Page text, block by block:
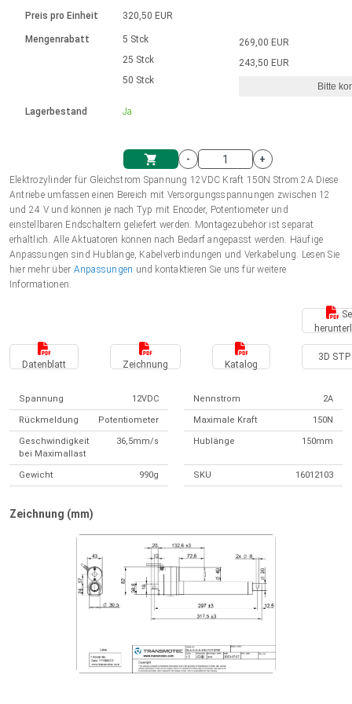
Einheitssystem
Einkaufswagen
Hubmagnete
230 - 50 Hz | 110 - 60 Hz
Drehzahlregelung für die AIS-Serie
Bürstenlose Gleichstrommotoren
mit Planetengetriebe und internem
Ø 28-42| 1-1400 rpm | <= 290Ncm
Bürstenlose DC Motor Controller
Gleichstrommotoren mit
Schneckengetriebe und Bürsten
Ø43-124mm | 31-425rpm | ≤ 41Nm
Treiber für Gleichstrommotoren mit
Synchron-Asynchron | für 1-4 Elektrozylinder
Synchron-Asynchron | für 1-4 Elektrozylinder
Français (EUR)
Polski (EUR)
Norsk (NOK)
Suomi (EUR)
Preis pro Einheit
Mengenrabatt
Lagerbestand
320,50 EUR
5 Stck
25 Stck
50 Stck
Ja
269,00 EUR
243,50 EUR
Bitte
-
+
Elektrozylinder für Gleichstrom Spannung 12VDC Kraft 150N Strom 2A Diese
Antriebe umfassen einen Bereich mit Versorgungsspannungen zwischen 12
und 24 V und können je nach Typ mit Encoder, Potentiometer und
einstellbaren Endschaltern geliefert werden. Montagezubehör ist separat
erhältlich. Alle Aktuatoren können nach Bedarf angepasst werden. Häufige
Anpassungen sind Hublänge, Kabelverbindungen und Verkabelung. Lesen Sie
hier mehr über Anpassungen und kontaktieren Sie uns für weitere
Informationen.
Datenblatt Zeichnung Katalog
3D STP
Spannung 12VDC Nennstrom 2A
Rückmeldung Potentiometer Maximale Kraft 150N
Geschwindigkeit
bei Maximallast
36,5mm/s Hublänge 150mm
Gewicht 990g SKU 16012103
Zeichnung (mm)